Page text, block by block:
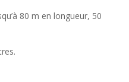
80 m en longueur, 50